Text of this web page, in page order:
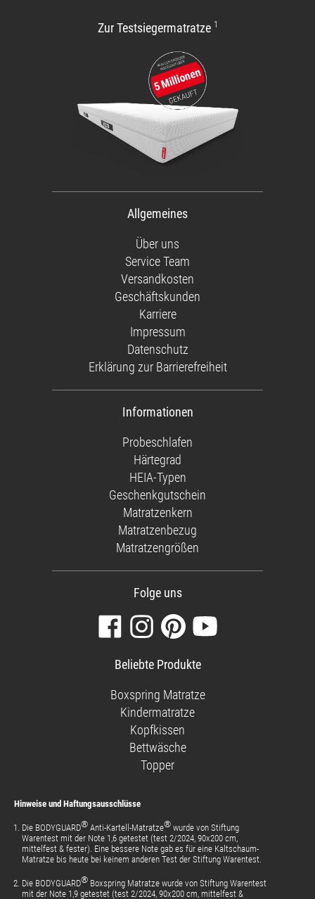
Zur Testsiegermatratze 1
Allgemeines
Über uns
Service Team
Versandkosten
Geschäftskunden
Karriere
Impressum
Datenschutz
Erklärung zur Barrierefreiheit
Informationen
Probeschlafen
Härtegrad
HEIA-Typen
Geschenkgutschein
Matratzenkern
Matratzenbezug
Matratzengrößen
Folge uns
Besuchen
Sie
unsere
Seite
Folgen
Sie
uns
Instagram
Finden
Sie
uns
Pinterest
Sehen
Beliebte Produkte
Boxspring Matratze
Kindermatratze
Kopfkissen
Bettwäsche
Topper
Hinweise und Haftungsausschlüsse
Die BODYGUARD® Anti-Kartell-Matratze® wurde von Stiftung
Warentest mit der Note 1,6 getestet (test 2/2024, 90x200 cm,
mittelfest & fester). Eine bessere Note gab es für eine Kaltschaum-
Matratze bis heute bei keinem anderen Test der Stiftung Warentest.
Die BODYGUARD® Boxspring Matratze wurde von Stiftung Warentest
mit der Note 1,9 getestet (test 2/2024, 90x200 cm, mittelfest &